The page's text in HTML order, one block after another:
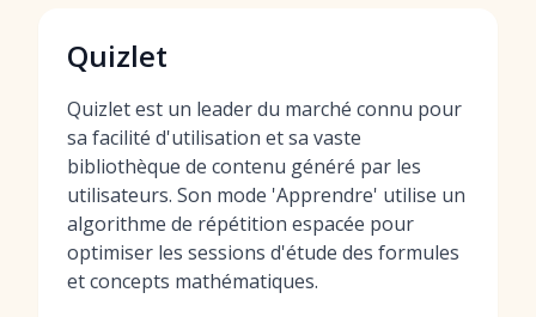
Quizlet
Quizlet est un leader du marché connu pour
sa facilité d'utilisation et sa vaste
bibliothèque de contenu généré par les
utilisateurs. Son mode 'Apprendre' utilise un
algorithme de répétition espacée pour
optimiser les sessions d'étude des formules
et concepts mathématiques.